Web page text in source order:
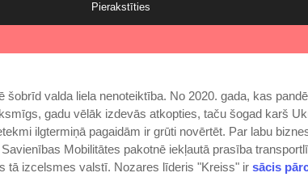
Pierakstīties
šobrīd valda liela nenoteiktība. No 2020. gada, kas
gadu vēlāk izdevās atkopties, taču šogad karš
ilgtermiņā pagaidām ir grūti novērtēt. Par labu
Mobilitātes pakotnē iekļautā prasība
tā izcelsmes valstī. Nozares līderis "Kreiss" ir sācis